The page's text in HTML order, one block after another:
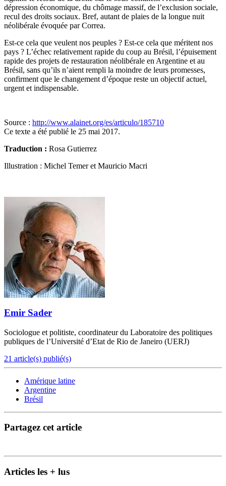
dépression économique, du chômage massif, de l’exclusion sociale,
recul des droits sociaux. Bref, autant de plaies de la longue nuit
néolibérale évoquée par Correa.
Est-ce cela que veulent nos peuples ? Est-ce cela que méritent nos
pays ? L’échec relativement rapide du coup au Brésil, l’épuisement
rapide des projets de restauration néolibérale en Argentine et au
Brésil, sans qu’ils n’aient rempli la moindre de leurs promesses,
confirment que le changement d’époque reste un objectif actuel,
urgent et indispensable.
Source : http://www.alainet.org/es/articulo/185710
Ce texte a été publié le 25 mai 2017.
Traduction : Rosa Gutierrez
Illustration : Michel Temer et Mauricio Macri
Emir Sader
Sociologue et politiste, coordinateur du Laboratoire des politiques
publiques de l’Université d’Etat de Rio de Janeiro (UERJ)
21 article(s) publié(s)
Amérique latine
Argentine
Brésil
Partagez cet article
Articles les + lus